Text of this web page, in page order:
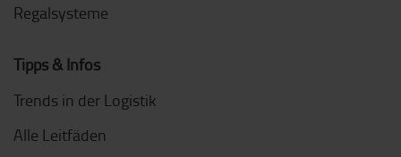
Regalsysteme
Tipps & Infos
Trends in der Logistik
Alle Leitfäden